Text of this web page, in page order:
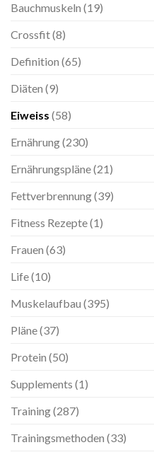
Bauchmuskeln (19)
Crossfit(8)
Definition (65)
Diäten (9)
Eiweiss (58)
Ernährung(230)
Ernährungspläne(21)
Fettverbrennung(39)
Fitness Rezepte(1)
Frauen (63)
Life(10)
Muskelaufbau (395)
Pläne(37)
Protein (50)
Supplements (1)
Training(287)
Trainingsmethoden (33)